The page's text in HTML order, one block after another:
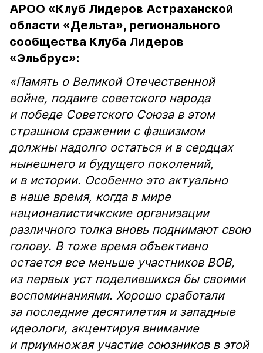
АРОО «Клуб Лидеров Астраханской
области «Дельта», регионального
сообщества Клуба Лидеров
«Эльбрус»:
«Память о Великой Отечественной
войне, подвиге советского народа
и победе Советского Союза в этом
страшном сражении с фашизмом
должны надолго остаться и в сердцах
нынешнего и будущего поколений,
и в истории. Особенно это актуально
в наше время, когда в мире
националистичкские организации
различного толка вновь поднимают свою
голову. В тоже время объективно
остается все меньше участников ВОВ,
из первых уст поделившихся бы своими
воспоминаниями. Хорошо сработали
за последние десятилетия и западные
идеологи, акцентируя внимание
и приумножая участие союзников в этой